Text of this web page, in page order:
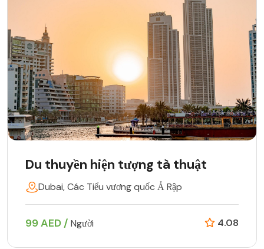
Du thuyền hiện tượng tà thuật
Dubai, Các Tiểu vương quốc Ả Rập
99 AED / Người 4.08